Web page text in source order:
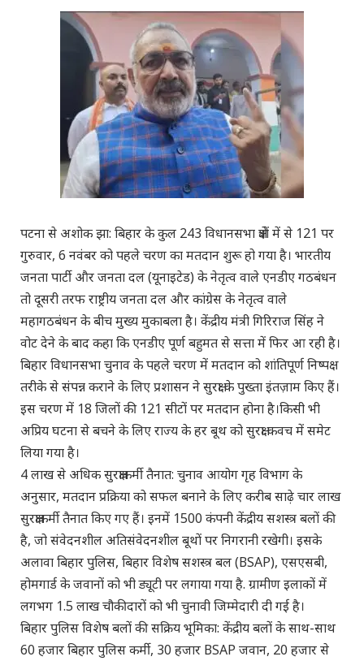
पटना से अशोक झा: बिहार के कुल 243 विधानसभा क्षेत्रों में से 121 पर
गुरुवार, 6 नवंबर को पहले चरण का मतदान शुरू हो गया है। भारतीय
जनता पार्टी और जनता दल (यूनाइटेड) के नेतृत्व वाले एनडीए गठबंधन
तो दूसरी तरफ राष्ट्रीय जनता दल और कांग्रेस के नेतृत्व वाले
महागठबंधन के बीच मुख्य मुकाबला है। केंद्रीय मंत्री गिरिराज सिंह ने
वोट देने के बाद कहा कि एनडीए पूर्ण बहुमत से सत्ता में फिर आ रही है।
बिहार विधानसभा चुनाव के पहले चरण में मतदान को शांतिपूर्ण निष्पक्ष
तरीके से संपन्न कराने के लिए प्रशासन ने सुरक्षा के पुख्ता इंतज़ाम किए हैं।
इस चरण में 18 जिलों की 121 सीटों पर मतदान होना है।किसी भी
अप्रिय घटना से बचने के लिए राज्य के हर बूथ को सुरक्षा कवच में समेट
लिया गया है।
4 लाख से अधिक सुरक्षाकर्मी तैनात: चुनाव आयोग गृह विभाग के
अनुसार, मतदान प्रक्रिया को सफल बनाने के लिए करीब साढ़े चार लाख
सुरक्षाकर्मी तैनात किए गए हैं। इनमें 1500 कंपनी केंद्रीय सशस्त्र बलों की
है, जो संवेदनशील अतिसंवेदनशील बूथों पर निगरानी रखेगी। इसके
अलावा बिहार पुलिस, बिहार विशेष सशस्त्र बल (BSAP), एसएसबी,
होमगार्ड के जवानों को भी ड्यूटी पर लगाया गया है. ग्रामीण इलाकों में
लगभग 1.5 लाख चौकीदारों को भी चुनावी जिम्मेदारी दी गई है।
बिहार पुलिस विशेष बलों की सक्रिय भूमिका: केंद्रीय बलों के साथ-साथ
60 हजार बिहार पुलिस कर्मी, 30 हजार BSAP जवान, 20 हजार से